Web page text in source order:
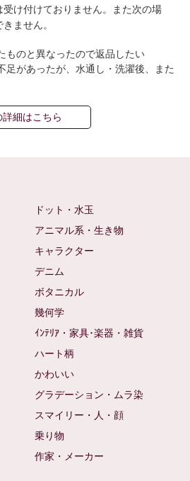
け付けておりません。また次の場
ません。
ものと異なったので返品したい
足があったが、水通し・洗濯後、また
細はこちら
ドット・水玉
アニマル系・生き物
キャラクター
デニム
ボタニカル
幾何学
ｲﾝﾃﾘｱ・家具･楽器・雑貨
ハート柄
かわいい
グラデーション・ムラ染
スマイリー・人・顔
乗り物
作家・メーカー